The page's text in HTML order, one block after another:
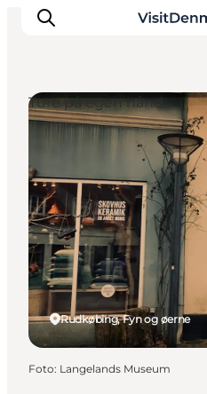
Destinationer
Oplevelser
Overnatning
Planlæg ferien
Rudkøbing, Fyn og øerne
Ture på egen hånd
Foto: Langelands Museum